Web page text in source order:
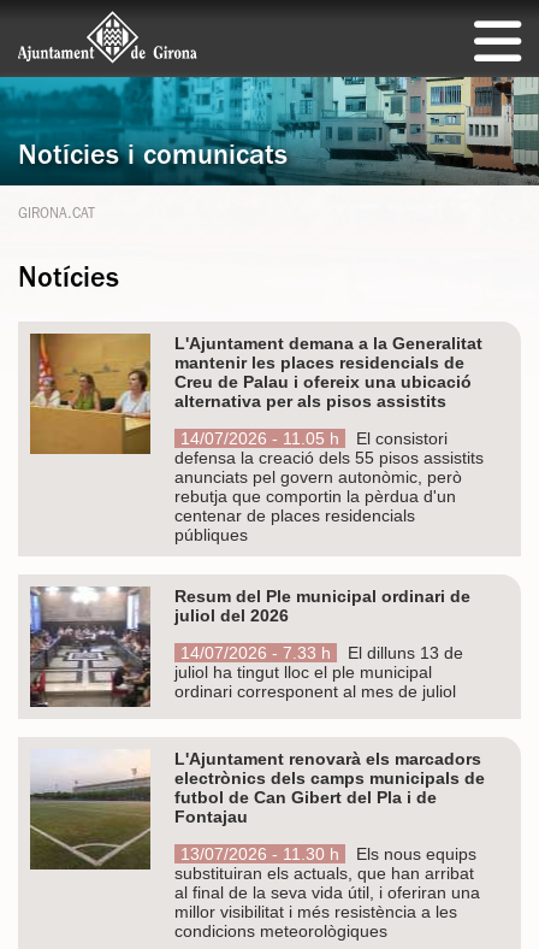
Notícies i comunicats
GIRONA.CAT
Notícies
L'Ajuntament demana a la Generalitat
mantenir les places residencials de
Creu de Palau i ofereix una ubicació
alternativa per als pisos assistits
14/07/2026 - 11.05 h
El consistori
defensa la creació dels 55 pisos assistits
anunciats pel govern autonòmic, però
rebutja que comportin la pèrdua d'un
centenar de places residencials
públiques
Resum del Ple municipal ordinari de
juliol del 2026
14/07/2026 - 7.33 h
El dilluns 13 de
juliol ha tingut lloc el ple municipal
ordinari corresponent al mes de juliol
L'Ajuntament renovarà els marcadors
electrònics dels camps municipals de
futbol de Can Gibert del Pla i de
Fontajau
13/07/2026 - 11.30 h
Els nous equips
substituiran els actuals, que han arribat
al final de la seva vida útil, i oferiran una
millor visibilitat i més resistència a les
condicions meteorològiques